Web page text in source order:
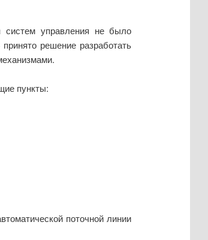
систем управления не было
решение разработать
пункты:
поточной линии